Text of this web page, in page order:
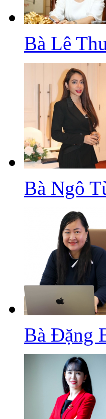
Bà Lê
Bà Ngô
Bà Đặng